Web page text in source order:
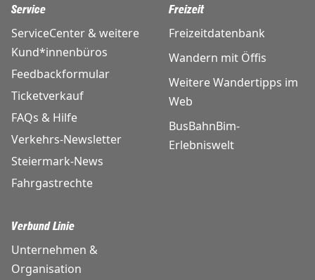
Service
ServiceCenter & weitere
Kund*innenbüros
Feedbackformular
Ticketverkauf
FAQs & Hilfe
Verkehrs-Newsletter
Steiermark-News
Fahrgastrechte
Freizeit
Freizeitdatenbank
Wandern mit Öffis
Weitere Wandertipps im
Web
BusBahnBim-
Erlebniswelt
Verbund Linie
Unternehmen &
Organisation